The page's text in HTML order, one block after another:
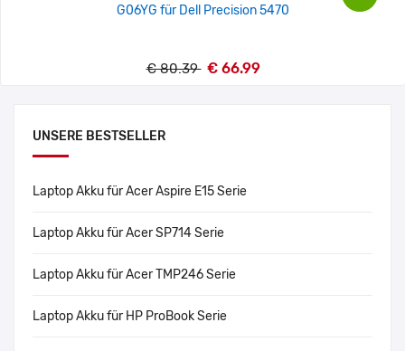
UNSERE BESTSELLER
Laptop Akku für Acer Aspire E15 Serie
Laptop Akku für Acer SP714 Serie
Laptop Akku für Acer TMP246 Serie
Laptop Akku für HP ProBook Serie
G06YG für Dell Precision 5470
€ 80.39 € 66.99